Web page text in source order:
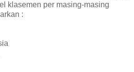
klasemen per masing-masing
: